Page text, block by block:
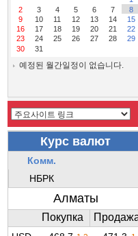
2
3 4 5 6 7
8
9
10 11 12 13 14
15
16
17 18 19 20 21
22
23
24 25 26 27 28
29
30
31
예정된 월간일정이 없습니다.